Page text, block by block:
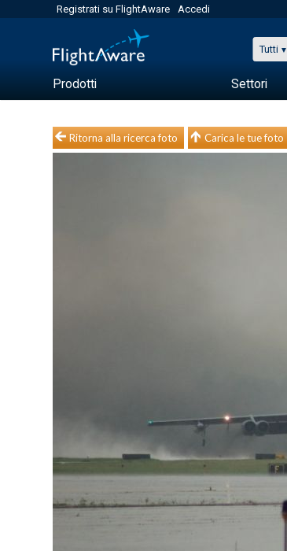
Registrati su FlightAware Accedi
Tutti
Prodotti Settori
Ritorna alla ricerca foto Carica le tue foto